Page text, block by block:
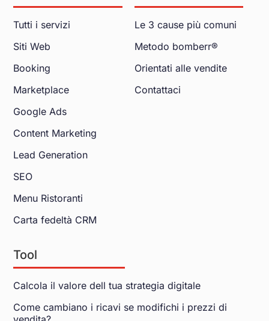
Tutti i servizi
Siti Web
Booking
Marketplace
Google Ads
Content Marketing
Lead Generation
SEO
Menu Ristoranti
Carta fedeltà CRM
Le 3 cause più comuni
Metodo bomberr®
Orientati alle vendite
Contattaci
Tool
Calcola il valore dell tua strategia digitale
Come cambiano i ricavi se modifichi i prezzi di